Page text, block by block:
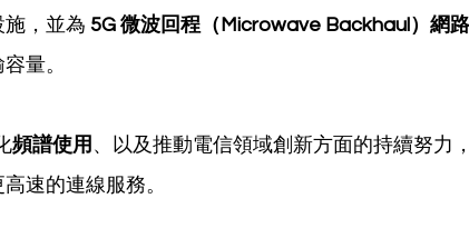
施，並為 5G 微波回程（Microwave Backhaul）網
量。
頻譜使用 、以及推動電信領域創新方面的持續努力
速的連線服務。